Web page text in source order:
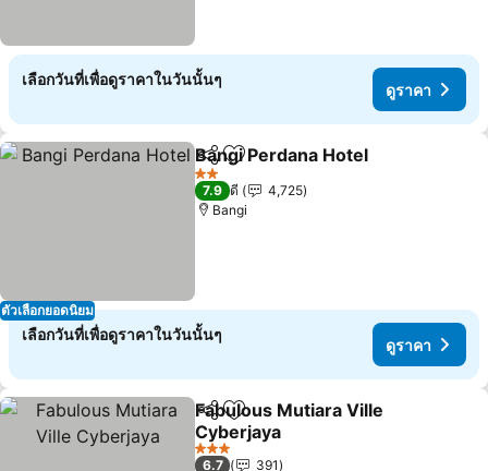
เลือกวันที่เพื่อดูราคาในวันนั้นๆ
ดูราคา
ตัวเลือกยอดนิยม
แชร์ เพิ่มในรายการโปรด
Bangi Perdana Hotel
2 ดาว
7.9 ดี
4,725
Bangi
เลือกวันที่เพื่อดูราคาในวันนั้นๆ
ดูราคา
แชร์ เพิ่มในรายการโปรด
Fabulous Mutiara Ville
Cyberjaya
ดูราคา
3 ดาว
6.7
391